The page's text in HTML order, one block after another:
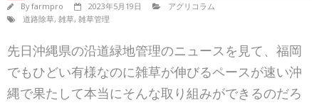
Byfarmpro 2023年5月19日
アグリコラム
道路除草, 雑草, 雑草管理
先日沖縄県の沿道緑地管理のニュースを見て、福岡
でもひどい有様なのに雑草が伸びるペースが速い沖
縄で果たして本当にそんな取り組みができるのだろ